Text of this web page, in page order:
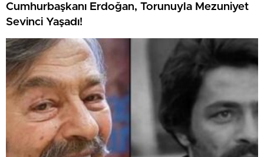
Cumhurbaşkanı Erdoğan, Torunuyla Mezuniyet
Sevinci Yaşadı!